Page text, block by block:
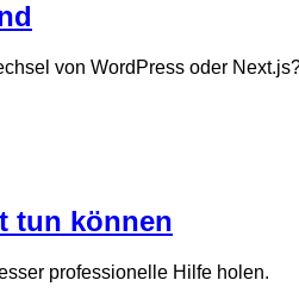
von WordPress oder
tun können
professionelle Hilfe holen.